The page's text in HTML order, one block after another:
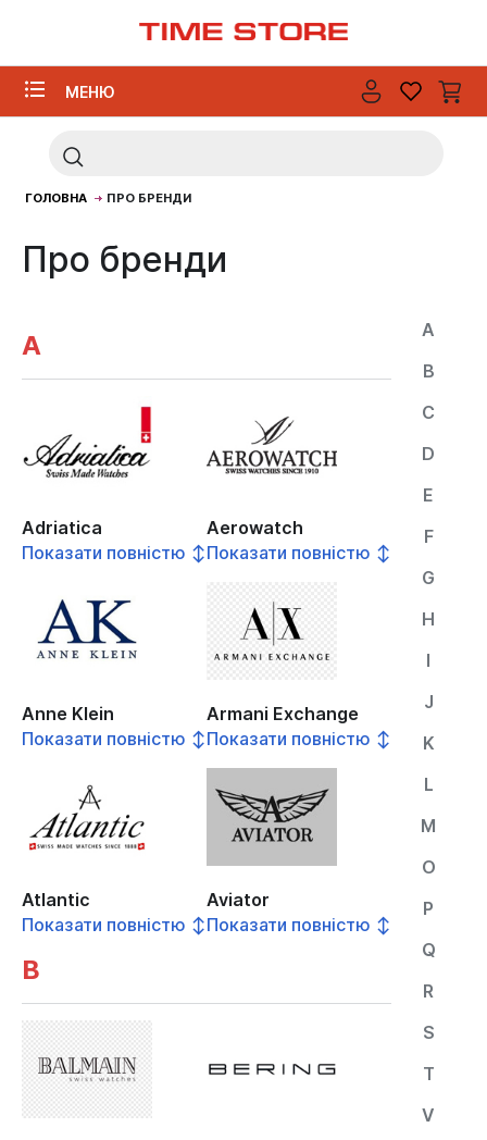
МЕНЮ
ГОЛОВНА ПРО БРЕНДИ
Про бренди
A
Adriatica
Показати повністю ↕
Aerowatch
Показати повністю ↕
Anne Klein
Показати повністю ↕
Armani Exchange
Показати повністю ↕
Atlantic
Показати повністю ↕
Aviator
Показати повністю ↕
B
A
B
C
D
E
F
G
H
I
J
K
L
M
O
P
Q
R
S
T
V